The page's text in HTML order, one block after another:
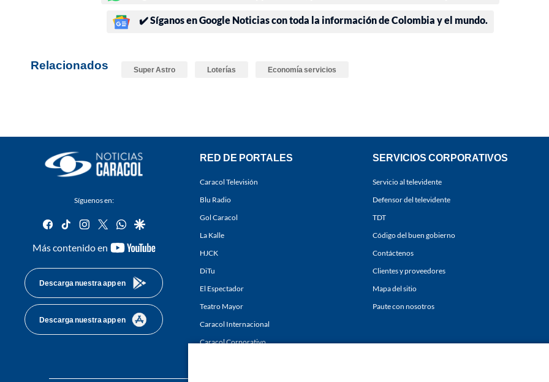
✔️ Síganos en Google Noticias con toda la información de Colombia y el mundo.
Relacionados Super Astro Loterías Economía servicios
Síguenos en:
facebook
tiktok instagram
twitterwhatsapp
google
Más contenido en
youtube-
Descarga nuestra app en
Descarga nuestra app en
RED DE PORTALES
Caracol Televisión
Blu Radio
Gol Caracol
La Kalle
HJCK
DiTu
El Espectador
Teatro Mayor
Caracol Internacional
Caracol Corporativo
SERVICIOS CORPORATIVOS
Servicio al televidente
Defensor del televidente
TDT
Código del buen gobierno
Contáctenos
Clientes y proveedores
Mapa del sitio
Paute con nosotros